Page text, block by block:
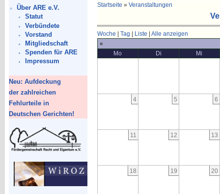
Über ARE e.V.
Statut
Verbündete
Vorstand
Mitgliedschaft
Spenden für ARE
Impressum
Neu: Aufdeckung
der zahlreichen
Fehlurteile in
Deutschen Gerichten!
Startseite » Veranstaltungen
Woche Tag Liste
Alle anzeigen
«
Mo
Di Mi
4 5 6
11 12 13
18 19 20